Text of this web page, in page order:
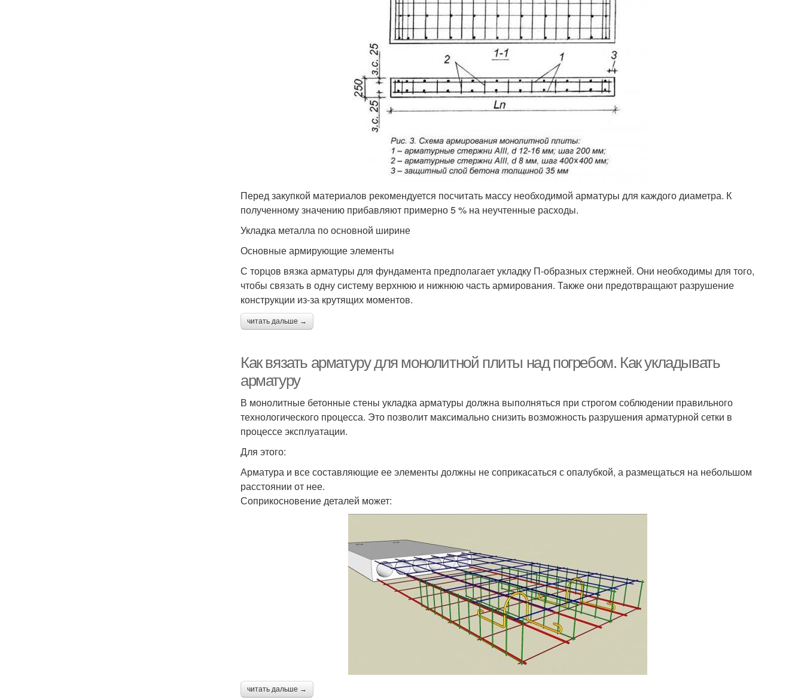
Перед закупкой материалов рекомендуется посчитать массу необходимой арматуры для каждого диаметра. К
полученному значению прибавляют примерно 5 % на неучтенные расходы.
Укладка металла по основной ширине
Основные армирующие элементы
С торцов вязка арматуры для фундамента предполагает укладку П-образных стержней. Они необходимы для того,
чтобы связать в одну систему верхнюю и нижнюю часть армирования. Также они предотвращают разрушение
конструкции из-за крутящих моментов.
читать дальше →
Как вязать арматуру для монолитной плиты над погребом. Как укладывать
арматуру
В монолитные бетонные стены укладка арматуры должна выполняться при строгом соблюдении правильного
технологического процесса. Это позволит максимально снизить возможность разрушения арматурной сетки в
процессе эксплуатации.
Для этого:
Арматура и все составляющие ее элементы должны не соприкасаться с опалубкой, а размещаться на небольшом
расстоянии от нее.
Соприкосновение деталей может:
читать дальше →